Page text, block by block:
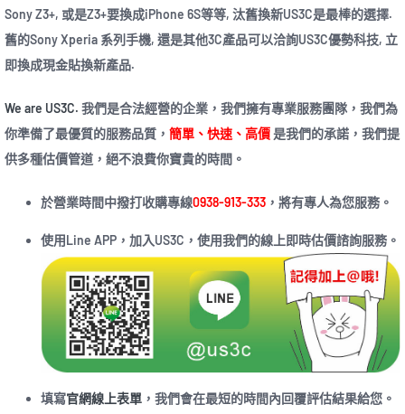
最新資訊
聯絡我們
Sony Z3+, 或是Z3+要換成iPhone 6S等等, 汰舊換新US3C是最棒的選擇.
舊的Sony Xperia 系列手機, 還是其他3C產品可以洽詢US3C優勢科技, 立
即換成現金貼換新產品.
We are US3C. 我們是合法經營的企業，我們擁有專業服務團隊，我們為
你準備了最優質的服務品質， 簡單、快速、高價是我們的承諾，我們提
供多種估價管道，絕不浪費你寶貴的時間。
於營業時間中撥打收購專線0938-913-333 ，將有專人為您服務。
使用Line APP，加入US3C，使用我們的線上即時估價諮詢服務。
填寫官網線上表單 ，我們會在最短的時間內回覆評估結果給您。